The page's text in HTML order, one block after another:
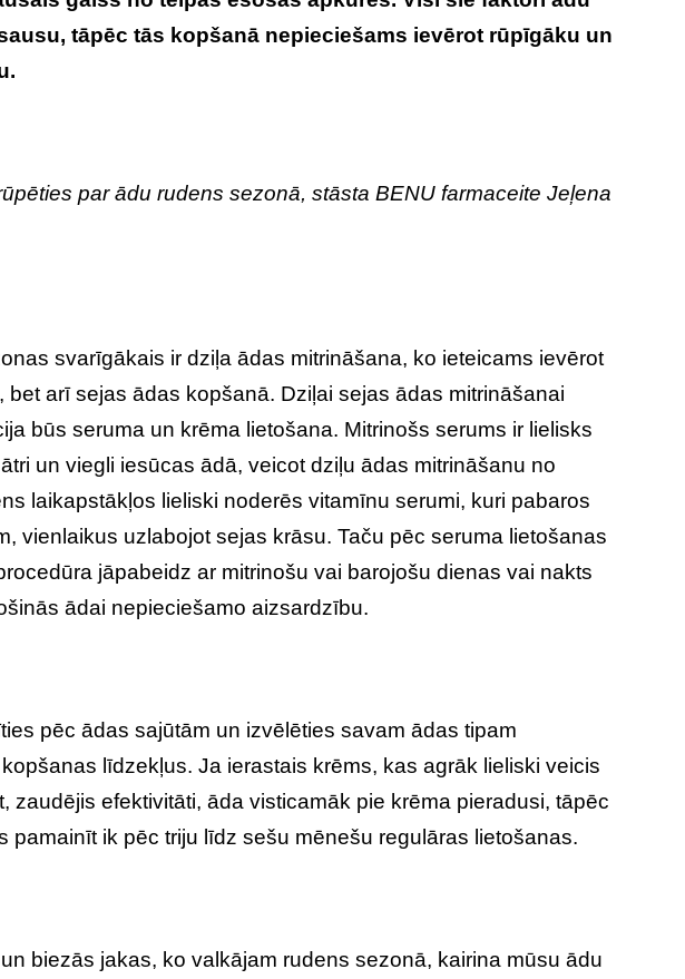
tāpēc tās kopšanā nepieciešams ievērot rūpīgāku un
par ādu rudens sezonā, stāsta BENU farmaceite Jeļena
svarīgākais ir dziļa ādas mitrināšana, ko ieteicams ievērot
bet arī sejas ādas kopšanā. Dziļai sejas ādas mitrināšanai
būs seruma un krēma lietošana. Mitrinošs serums ir lielisks
un viegli iesūcas ādā, veicot dziļu ādas mitrināšanu no
laikapstākļos lieliski noderēs vitamīnu serumi, kuri pabaros
vienlaikus uzlabojot sejas krāsu. Taču pēc seruma lietošanas
jāpabeidz ar mitrinošu vai barojošu dienas vai nakts
ādai nepieciešamo aizsardzību.
pēc ādas sajūtām un izvēlēties savam ādas tipam
līdzekļus. Ja ierastais krēms, kas agrāk lieliski veicis
zaudējis efektivitāti, āda visticamāk pie krēma pieradusi, tāpēc
pamainīt ik pēc triju līdz sešu mēnešu regulāras lietošanas.
biezās jakas, ko valkājam rudens sezonā, kairina mūsu ādu